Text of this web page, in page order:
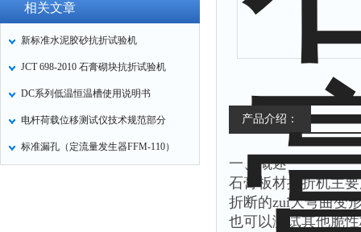
相关文章
新标准水泥胶砂抗折试验机
JCT 698-2010 石膏砌块抗折试验机
DC系列低温恒温槽使用说明书
电杆荷载位移测试仪技术规范部分
标准漏孔（定流量发生器FFM-110）
产品介绍：
一、概述
石膏板材抗折机主
折断的zui大弯曲变
也可以测试其他脆